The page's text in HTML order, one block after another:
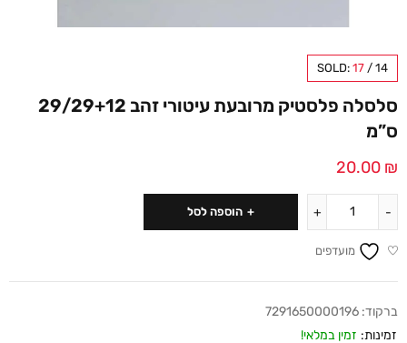
SOLD: 17 / 14
סלסלה פלסטיק מרובעת עיטורי זהב 29/29+12
ס”מ
20.00 ₪
הוספה לסל
מועדפים
ברקוד: 7291650000196
זמינות: זמין במלאי!